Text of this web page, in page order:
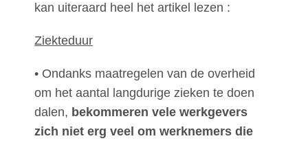
kan uiteraard heel het artikel lezen :
Ziekteduur
• Ondanks maatregelen van de overheid
om het aantal langdurige zieken te doen
dalen, bekommeren vele werkgevers
zich niet erg veel om werknemers die